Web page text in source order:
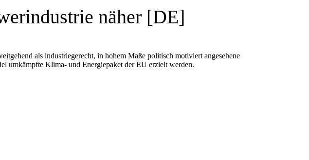
näher [DE]
als industriegerecht, in hohem Maße politisch motiviert angesehene
umkämpfte Klima- und Energiepaket der EU erzielt werden.